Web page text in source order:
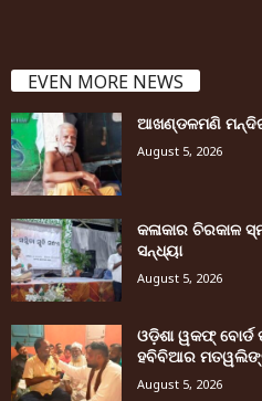
EVEN MORE NEWS
ଆଖଣ୍ଡଳମଣି
August 5, 2026
କଳାକାର ଚିରକାଳ
ସନ୍ଧ୍ୟା
August 5, 2026
ଓଡ଼ିଶା ୱକଫ୍ ବୋର୍ଡ
ହବିବିଆର
August 5, 2026